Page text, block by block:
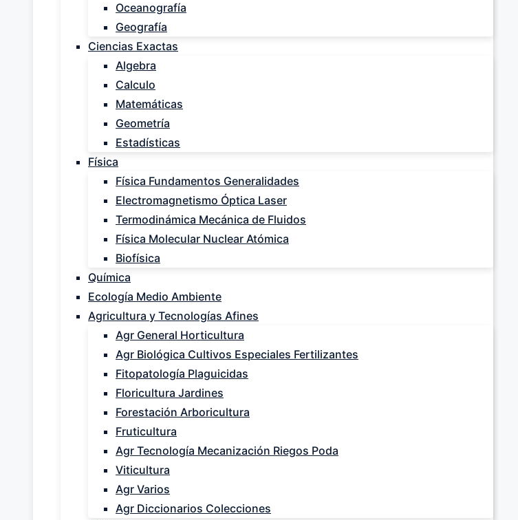
Oceanografía
Geografía
Ciencias Exactas
Algebra
Calculo
Matemáticas
Geometría
Estadísticas
Física
Física Fundamentos Generalidades
Electromagnetismo Óptica Laser
Termodinámica Mecánica de Fluidos
Física Molecular Nuclear Atómica
Biofísica
Química
Ecología Medio Ambiente
Agricultura y Tecnologías Afines
Agr General Horticultura
Agr Biológica Cultivos Especiales Fertilizantes
Fitopatología Plaguicidas
Floricultura Jardines
Forestación Arboricultura
Fruticultura
Agr Tecnología Mecanización Riegos Poda
Viticultura
Agr Varios
Agr Diccionarios Colecciones